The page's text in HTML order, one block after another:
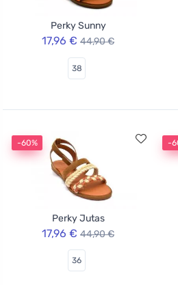
Perky Sunny
17,96 € 44,90 €
38
-60%
Perky Jutas
17,96 € 44,90 €
36
-